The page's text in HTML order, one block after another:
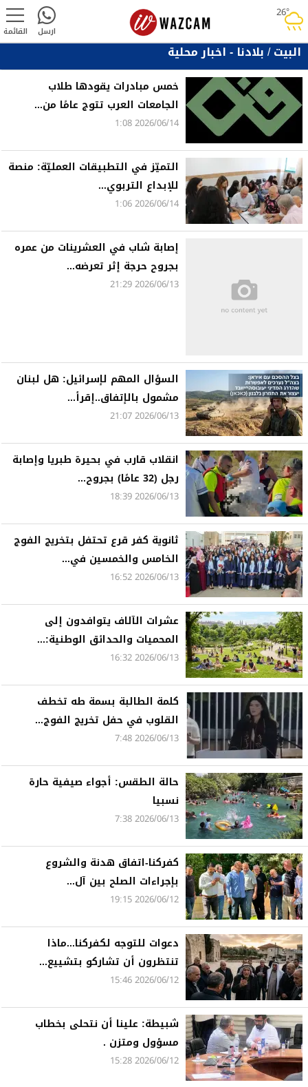
26°rainy القائمة ارسل
البيت/بلادنا - اخبار محلية
خمس مبادرات يقودها طلاب
الجامعات العرب تتوج عامًا من...
2026/06/14 1:08
التميّز في التطبيقات العمليّة: منصة
للإبداع التربوي...
2026/06/14 1:06
إصابة شاب في العشرينات من عمره
بجروح حرجة إثر تعرضه...
2026/06/13 21:29
السؤال المهم لإسرائيل: هل لبنان
مشمول بالإتفاق..إقرأ...
2026/06/13 21:07
انقلاب قارب في بحيرة طبريا وإصابة
رجل (32 عامًا) بجروح...
2026/06/13 18:39
ثانوية كفر قرع تحتفل بتخريج الفوج
الخامس والخمسين في...
2026/06/13 16:52
عشرات الآلاف يتوافدون إلى
المحميات والحدائق الوطنية:...
2026/06/13 16:32
كلمة الطالبة بسمة طه تخطف
القلوب في حفل تخريج الفوج...
2026/06/13 7:48
حالة الطقس: أجواء صيفية حارة
نسبيا
2026/06/13 7:38
كفركنا-اتفاق هدنة والشروع
بإجراءات الصلح بين آل...
2026/06/12 19:15
دعوات للتوجه لكفركنا...ماذا
تنتظرون أن تشاركو بتشييع...
2026/06/12 15:46
شبيطة: علينا أن نتحلى بخطاب
مسؤول ومتزن .
2026/06/12 15:28